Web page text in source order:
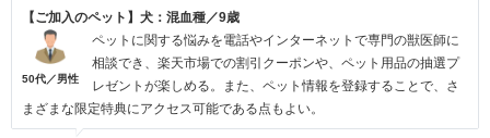
【ご加入のペット】犬：混血種／9歳
50代／男性
ペットに関する悩みを電話やインターネットで専門の獣医師に
相談でき、楽天市場での割引クーポンや、ペット用品の抽選プ
レゼントが楽しめる。また、ペット情報を登録することで、さ
まざまな限定特典にアクセス可能である点もよい。